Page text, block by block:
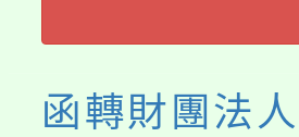
函轉財團法